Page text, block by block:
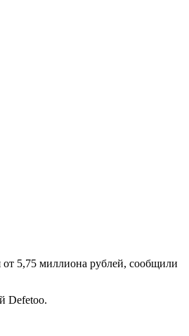
от 5,75 миллиона рублей, сообщили
Defetoo.